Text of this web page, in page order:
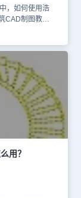
矩形截面竖栏
前坐标系方向
对标高设置剖切
道生成，对话
CAD软件中绘
的两跑步数相
用步数来设置，
后，首先根据
度、梯段宽
台一侧的墙或门
楼梯所在开
不同上楼方向
台宽控制值绘
，感兴趣的小
，如何使用浩
CAD制图教程
直线或弧线作为
变的梯段，除
。首先打开浩
其他→任意梯段
：请点取梯段
侧边线
所示的任意梯段
后，点取“确
段为自定义对
示，也可以双
：梯段夹点功
】终止点的夹
变终点可改变
用？